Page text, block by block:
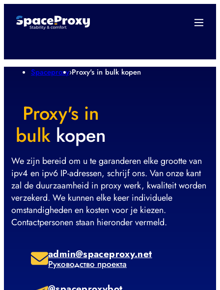
Spaceproxy›Proxy's in bulk kopen
Proxy's in
bulk kopen
We zijn bereid om u te garanderen elke grootte van
ipv4 en ipv6 IP-adressen, schrijf ons. Van onze kant
zal de duurzaamheid in proxy werk, kwaliteit worden
verzekerd. We kunnen elke keer individuele
omstandigheden en kosten voor je kiezen.
Contactpersonen staan hieronder vermeld.
admin@spaceproxy.net
Руководство проекта